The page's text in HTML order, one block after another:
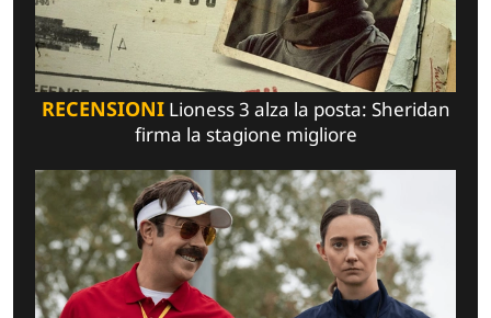
RECENSIONILioness 3 alza la posta: Sheridan
firma la stagione migliore